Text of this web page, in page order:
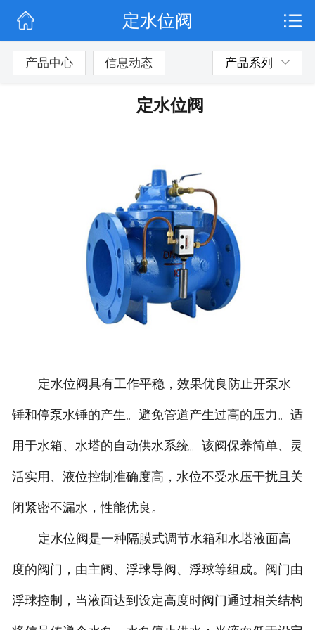
公司简介
定水位阀
产品中心 信息动态 产品系列
定水位阀
定水位阀具有工作平稳，效果优良防止开泵水
锤和停泵水锤的产生。避免管道产生过高的压力。适
用于水箱、水塔的自动供水系统。该阀保养简单、灵
活实用、液位控制准确度高，水位不受水压干扰且关
闭紧密不漏水，性能优良。
定水位阀是一种隔膜式调节水箱和水塔液面高
度的阀门，由主阀、浮球导阀、浮球等组成。阀门由
浮球控制，当液面达到设定高度时阀门通过相关结构